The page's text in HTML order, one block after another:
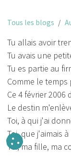
Tous les blogs
Tu allais avoir
Tu avais une
Tu es partie au
Comme le
Ce 4 février
Le destin
Toi, à qui j'ai
Toi, que j'aimais
Toi, ma fille, ma